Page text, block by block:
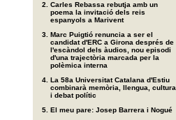
Carles Rebassa rebutja amb un
poema la invitació dels reis
espanyols a Marivent
Marc Puigtió renuncia a ser el
candidat d'ERC a Girona després de
l'escàndol dels àudios, nou episodi
d'una trajectòria marcada per la
polèmica interna
La 58a Universitat Catalana d'Estiu
combinarà memòria, llengua, cultura
i debat polític
El meu pare: Josep Barrera i Nogué